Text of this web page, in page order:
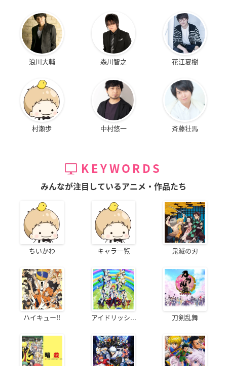
浪川大輔 森川智之 花江夏樹
村瀬歩 中村悠一 斉藤壮馬
KEYWORDS
みんなが注目しているアニメ・作品たち
ちいかわ キャラ一覧 鬼滅の刃
ハイキュー!! アイドリッシ... 刀剣乱舞